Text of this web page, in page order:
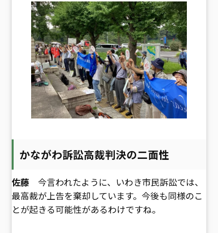
かながわ訴訟高裁判決の二面性
佐藤今言われたように、いわき市民訴訟では、
最高裁が上告を棄却しています。今後も同様のこ
とが起きる可能性があるわけですね。